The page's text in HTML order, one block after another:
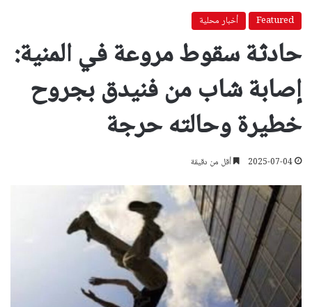
Featured أخبار محلية
حادثة سقوط مروعة في المنية:
إصابة شاب من فنيدق بجروح
خطيرة وحالته حرجة
2025-07-04 أقل من دقيقة